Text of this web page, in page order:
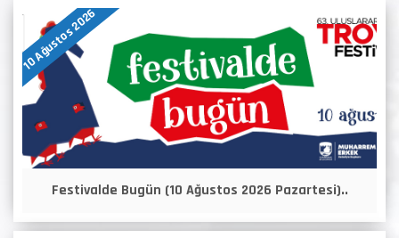
10 Ağustos 2026
Festivalde Bugün (10 Ağustos 2026 Pazartesi)..